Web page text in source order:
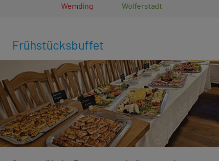
Wemding Wolferstadt
Frühstücksbuffet